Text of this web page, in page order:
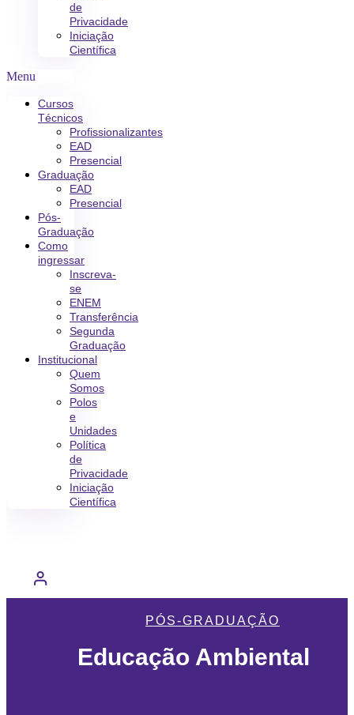
de
Privacidade
Iniciação
Científica
Menu
Cursos
Técnicos
Profissionalizantes
EAD
Presencial
Graduação
EAD
Presencial
Pós-
Graduação
Como
ingressar
Inscreva-
se
ENEM
Transferência
Segunda
Graduação
Institucional
Quem
Somos
Polos
e
Unidades
Política
de
Privacidade
Iniciação
Científica
PÓS-GRADUAÇÃO
Educação Ambiental